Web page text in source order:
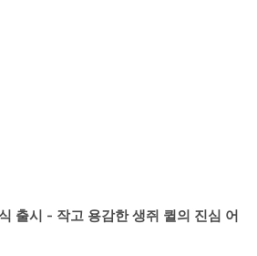
출시 - 작고 용감한 생쥐 퀼의 진심 어